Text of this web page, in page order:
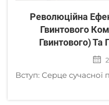
Революційна
Гвинтового
Гвинтового) Та